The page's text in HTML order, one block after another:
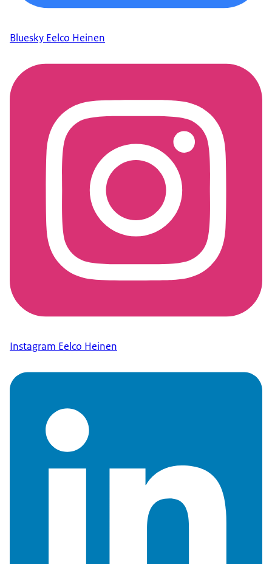
Bluesky Eelco Heinen
Instagram Eelco Heinen